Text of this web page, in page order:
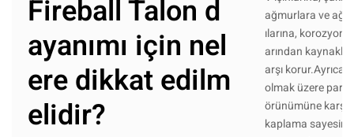
Fireball Talon d
ayanımı için nel
ere dikkat edilm
elidir?
ağmurlara ve
ılarına,
arından
arşı
olmak üzere
örünümüne karşı
kaplama